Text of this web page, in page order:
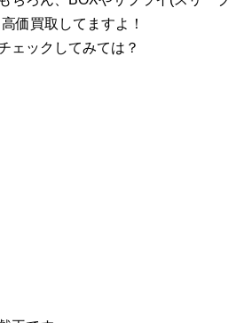
価買取してますよ！
ェックしてみては？